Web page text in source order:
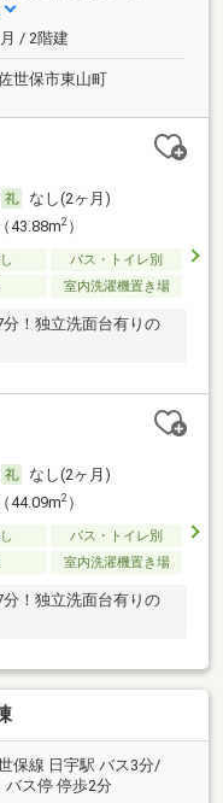
/ 2階建
世保市東山町
なし(2ヶ月)
43.88m2）
バス・トイレ別
室内洗濯機置き場
！独立洗面台有りの
なし(2ヶ月)
44.09m2）
バス・トイレ別
室内洗濯機置き場
！独立洗面台有りの
保線 日宇駅 バス3分/
バス停 停歩2分